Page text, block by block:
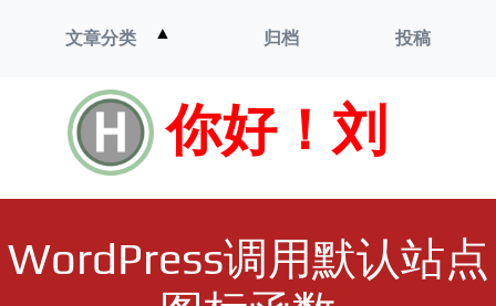
你好！刘
文章分类 ▲
单
归档 投稿
WordPress调用默认站点